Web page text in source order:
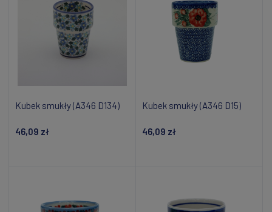
Kubek smukły (A346 D134)
46,09 zł
Kubek smukły (A346 D15)
46,09 zł